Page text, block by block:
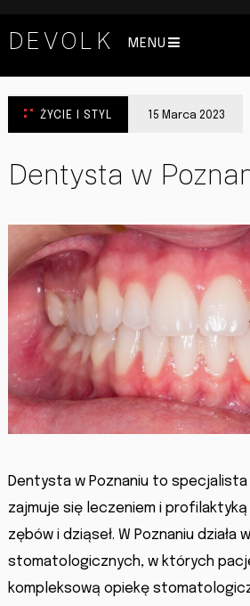
DEVOLK MENU
ŻYCIE I STYL 15 Marca 2023
Dentysta w
Dentysta w Poznaniu to
zajmuje się leczeniem i
zębów i dziąseł. W Poznaniu działa
stomatologicznych, w których
kompleksową opiekę